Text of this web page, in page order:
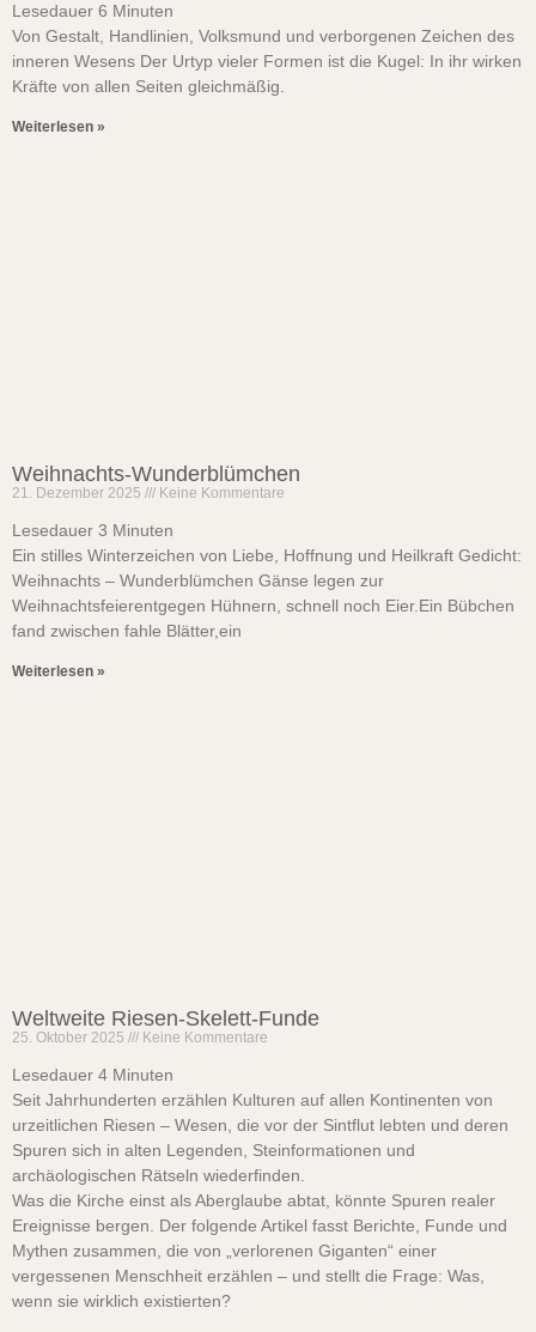
Lesedauer 6 Minuten
Von Gestalt, Handlinien, Volksmund und verborgenen Zeichen des
inneren Wesens Der Urtyp vieler Formen ist die Kugel: In ihr wirken
Kräfte von allen Seiten gleichmäßig.
Weiterlesen »
Weihnachts-Wunderblümchen
21. Dezember 2025 Keine Kommentare
Lesedauer 3 Minuten
Ein stilles Winterzeichen von Liebe, Hoffnung und Heilkraft Gedicht:
Weihnachts – Wunderblümchen Gänse legen zur
Weihnachtsfeierentgegen Hühnern, schnell noch Eier.Ein Bübchen
fand zwischen fahle Blätter,ein
Weiterlesen »
Weltweite Riesen-Skelett-Funde
25. Oktober 2025 Keine Kommentare
Lesedauer 4 Minuten
Seit Jahrhunderten erzählen Kulturen auf allen Kontinenten von
urzeitlichen Riesen – Wesen, die vor der Sintflut lebten und deren
Spuren sich in alten Legenden, Steinformationen und
archäologischen Rätseln wiederfinden.
Was die Kirche einst als Aberglaube abtat, könnte Spuren realer
Ereignisse bergen. Der folgende Artikel fasst Berichte, Funde und
Mythen zusammen, die von „verlorenen Giganten“ einer
vergessenen Menschheit erzählen – und stellt die Frage: Was,
wenn sie wirklich existierten?